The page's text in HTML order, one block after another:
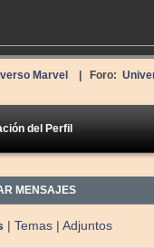
Marvel | Foro:
del Perfil
MENSAJES
| Temas | Adjuntos